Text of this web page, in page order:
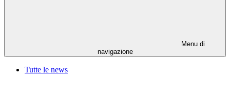
Menu di
navigazione
Tutte le news